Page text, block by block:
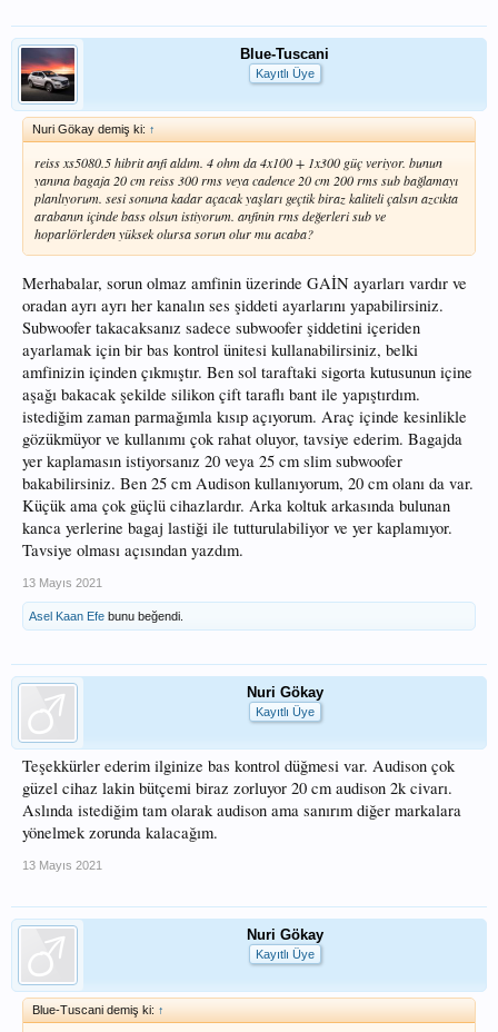
Blue-Tuscani
Kayıtlı Üye
Nuri Gökay demiş ki: ↑
reiss xs5080.5 hibrit anfi aldım. 4 ohm da 4x100 + 1x300 güç veriyor. bunun
yanına bagaja 20 cm reiss 300 rms veya cadence 20 cm 200 rms sub bağlamayı
planlıyorum. sesi sonuna kadar açacak yaşları geçtik biraz kaliteli çalsın azcıkta
arabanın içinde bass olsun istiyorum. anfinin rms değerleri sub ve
hoparlörlerden yüksek olursa sorun olur mu acaba?
Merhabalar, sorun olmaz amfinin üzerinde GAİN ayarları vardır ve
oradan ayrı ayrı her kanalın ses şiddeti ayarlarını yapabilirsiniz.
Subwoofer takacaksanız sadece subwoofer şiddetini içeriden
ayarlamak için bir bas kontrol ünitesi kullanabilirsiniz, belki
amfinizin içinden çıkmıştır. Ben sol taraftaki sigorta kutusunun içine
aşağı bakacak şekilde silikon çift taraflı bant ile yapıştırdım.
istediğim zaman parmağımla kısıp açıyorum. Araç içinde kesinlikle
gözükmüyor ve kullanımı çok rahat oluyor, tavsiye ederim. Bagajda
yer kaplamasın istiyorsanız 20 veya 25 cm slim subwoofer
bakabilirsiniz. Ben 25 cm Audison kullanıyorum, 20 cm olanı da var.
Küçük ama çok güçlü cihazlardır. Arka koltuk arkasında bulunan
kanca yerlerine bagaj lastiği ile tutturulabiliyor ve yer kaplamıyor.
Tavsiye olması açısından yazdım.
13 Mayıs 2021
Asel Kaan Efe bunu beğendi.
Nuri Gökay
Kayıtlı Üye
Teşekkürler ederim ilginize bas kontrol düğmesi var. Audison çok
güzel cihaz lakin bütçemi biraz zorluyor 20 cm audison 2k civarı.
Aslında istediğim tam olarak audison ama sanırım diğer markalara
yönelmek zorunda kalacağım.
13 Mayıs 2021
Nuri Gökay
Kayıtlı Üye
Blue-Tuscani demiş ki: ↑